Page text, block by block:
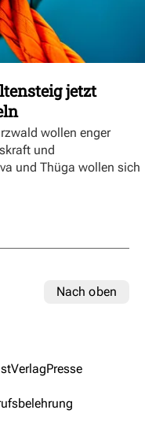
jetzt
wollen enger
und
und Thüga wollen sich
Nach oben
VerlagPresse